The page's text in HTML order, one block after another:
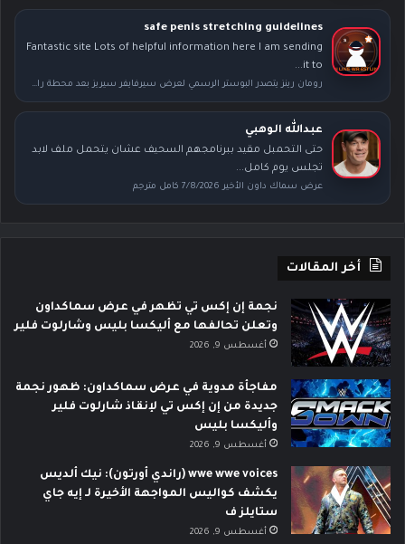
safe penis stretching guidelines
Fantastic site Lots of helpful information here I am sending
it to...
رومان رينز يتصدر البوستر الرسمي لعرض سيرفايفر سيريز بعد محطة راسلمينيا
عبدالله الوهبي
حتى التحمبل مقيد ببرنامجهم السحيف عشان يتحمل ملف لابد
تجلس يوم كامل...
عرض سماك داون الأخير 7/8/2026 كامل مترجم
أخر المقالات
نجمة إن إكس تي تظهر في عرض سماكداون
وتعلن تحالفها مع أليكسا بليس وشارلوت فلير
أغسطس 9, 2026
مفاجأة مدوية في عرض سماكداون: ظهور نجمة
جديدة من إن إكس تي لإنقاذ شارلوت فلير
وأليكسا بليس
أغسطس 9, 2026
wwe wwe voices (راندي أورتون): نيك ألديس
يكشف كواليس المواجهة الأخيرة لـ إيه جاي
ستايلز ف
أغسطس 9, 2026